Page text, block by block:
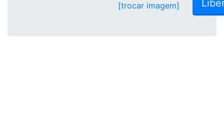
[trocar imagem]